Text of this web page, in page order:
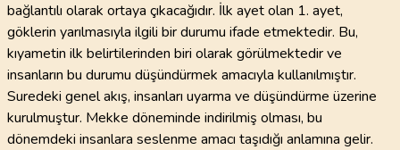
bağlantılı olarak ortaya çıkacağıdır. İlk ayet olan 1. ayet,
göklerin yarılmasıyla ilgili bir durumu ifade etmektedir. Bu,
kıyametin ilk belirtilerinden biri olarak görülmektedir ve
insanların bu durumu düşündürmek amacıyla kullanılmıştır.
Suredeki genel akış, insanları uyarma ve düşündürme üzerine
kurulmuştur. Mekke döneminde indirilmiş olması, bu
dönemdeki insanlara seslenme amacı taşıdığı anlamına gelir.